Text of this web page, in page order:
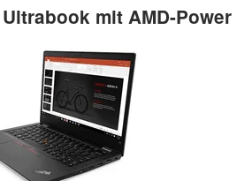
mit AMD-Power